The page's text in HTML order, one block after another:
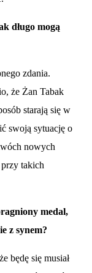
długo mogą
zdania.
że Żan Tabak
starają się w
swoją sytuację o
nowych
takich
medal,
z synem?
będę się musiał